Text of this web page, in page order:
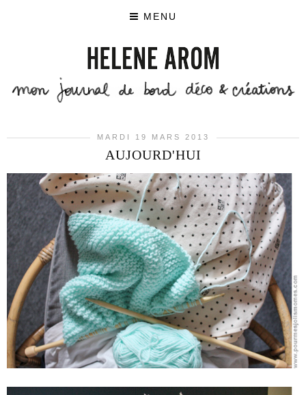
MENU
MARDI 19 MARS 2013
AUJOURD'HUI